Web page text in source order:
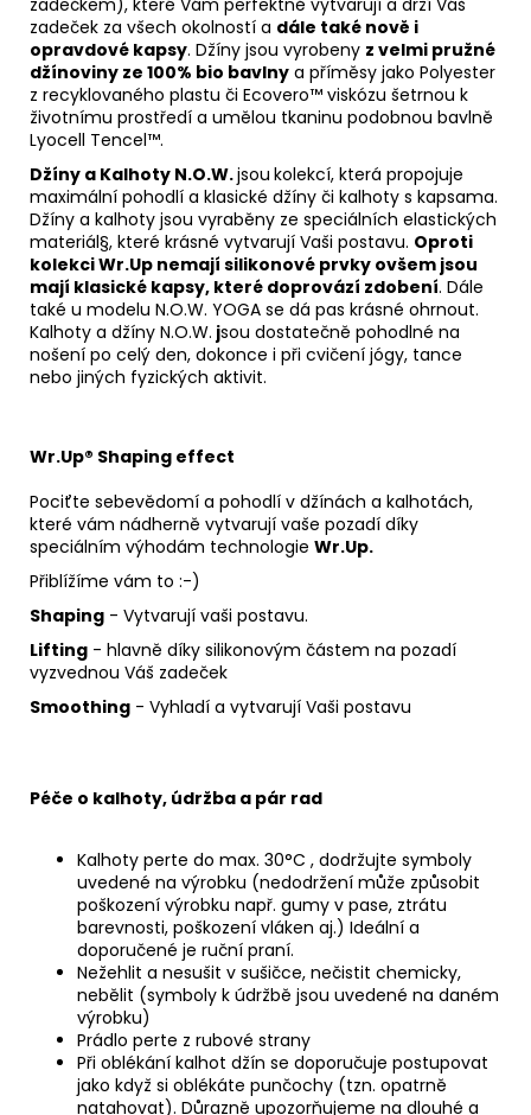
zadečkem), které Vám perfektně vytvarují a drží Váš
zadeček za všech okolností a dále také nově i
opravdové kapsy. Džíny jsou vyrobeny z velmi pružné
džínoviny ze 100% bio bavlny a příměsy jako Polyester
z recyklovaného plastu či Ecovero™ viskózu šetrnou k
životnímu prostředí a umělou tkaninu podobnou bavlně
Lyocell Tencel™.
Džíny a Kalhoty N.O.W.jsou kolekcí, která propojuje
maximální pohodlí a klasické džíny či kalhoty s kapsama.
Džíny a kalhoty jsou vyraběny ze speciálních elastických
materiál§, které krásné vytvarují Vaši postavu. Oproti
kolekci Wr.Up nemají silikonové prvky ovšem jsou
mají klasické kapsy, které doprovází zdobení. Dále
také u modelu N.O.W. YOGA se dá pas krásné ohrnout.
Kalhoty a džíny N.O.W. jsou dostatečně pohodlné na
nošení po celý den, dokonce i při cvičení jógy, tance
nebo jiných fyzických aktivit.
Wr.Up® Shaping effect
Pociťte sebevědomí a pohodlí v džínách a kalhotách,
které vám nádherně vytvarují vaše pozadí díky
speciálním výhodám technologie Wr.Up.
Přiblížíme vám to :-)
Shaping - Vytvarují vaši postavu.
Lifting - hlavně díky silikonovým částem na pozadí
vyzvednou Váš zadeček
Smoothing - Vyhladí a vytvarují Vaši postavu
Péče o kalhoty, údržba a pár rad
Kalhoty perte do max. 30°C , dodržujte symboly
uvedené na výrobku (nedodržení může způsobit
poškození výrobku např. gumy v pase, ztrátu
barevnosti, poškození vláken aj.) Ideální a
doporučené je ruční praní.
Nežehlit a nesušit v sušičce, nečistit chemicky,
nebělit (symboly k údržbě jsou uvedené na daném
výrobku)
Prádlo perte z rubové strany
Při oblékání kalhot džín se doporučuje postupovat
jako když si oblékáte punčochy (tzn. opatrně
natahovat). Důrazně upozorňujeme na dlouhé a